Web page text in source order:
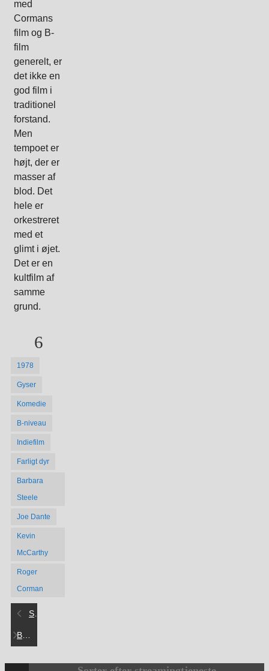
med
Cormans
film og B-
film
generelt, er
det ikke en
god film i
traditionel
forstand.
Men
tempoet er
højt, der er
masser af
blod. Det
hele er
orkestreret
med et
glimt i øjet.
Det er en
kultfilm af
samme
grund.
1978
6
B-niveau
Barbara
Steele
Farligt dyr
Gyser
Indiefilm
Joe Dante
Kevin
McCarthy
Komedie
Roger
Corman
Summer of Fear
Blue Sunshine